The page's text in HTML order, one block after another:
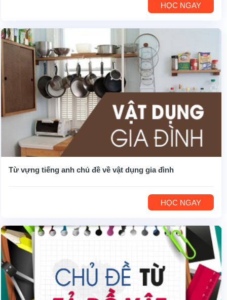
HỌC NGAY
Từ vựng tiếng anh chủ đề về vật dụng gia đình
HỌC NGAY